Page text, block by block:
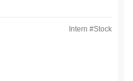
Intern #Stock